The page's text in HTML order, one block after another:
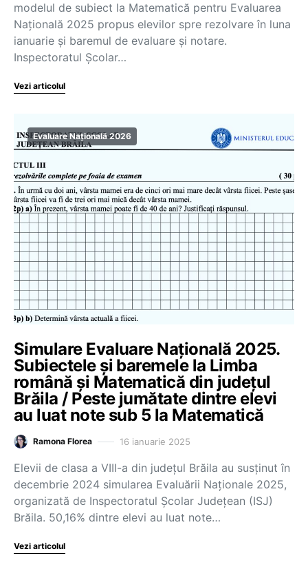
modelul de subiect la Matematică pentru Evaluarea
Națională 2025 propus elevilor spre rezolvare în luna
ianuarie și baremul de evaluare și notare.
Inspectoratul Școlar…
Vezi articolul
Evaluare Națională 2026
Simulare Evaluare Națională 2025.
Subiectele și baremele la Limba
română și Matematică din județul
Brăila / Peste jumătate dintre elevi
au luat note sub 5 la Matematică
Ramona Florea 16 ianuarie 2025
Elevii de clasa a VIII-a din județul Brăila au susținut în
decembrie 2024 simularea Evaluării Naționale 2025,
organizată de Inspectoratul Școlar Județean (ISJ)
Brăila. 50,16% dintre elevi au luat note…
Vezi articolul